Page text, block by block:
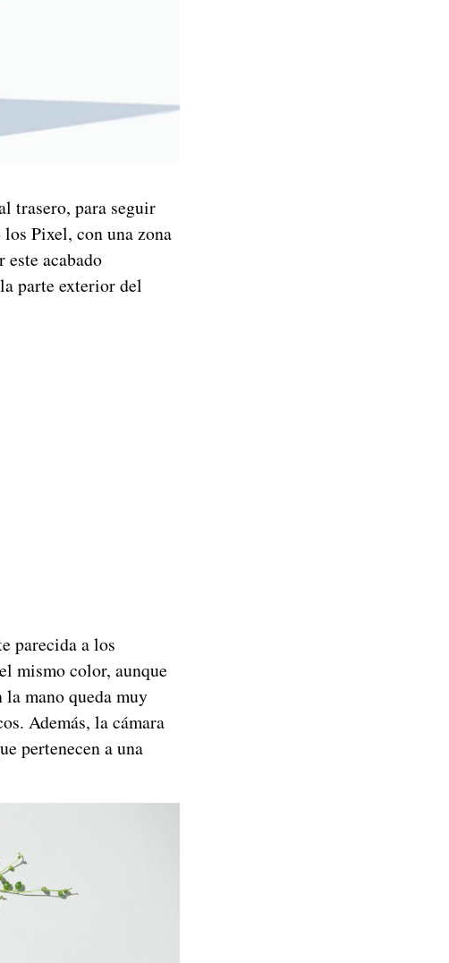
trasero, para seguir
Pixel, con una zona
acabado
parte exterior del
parecida a los
mismo color, aunque
la mano queda muy
Además, la cámara
pertenecen a una